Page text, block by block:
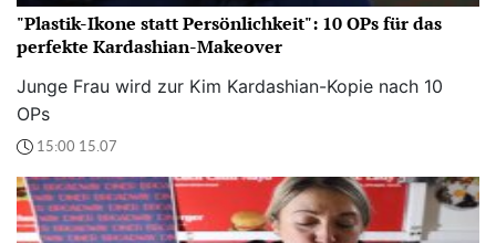
"Plastik-Ikone statt Persönlichkeit": 10 OPs für das
perfekte Kardashian-Makeover
Junge Frau wird zur Kim Kardashian-Kopie nach 10
OPs
15:00 15.07